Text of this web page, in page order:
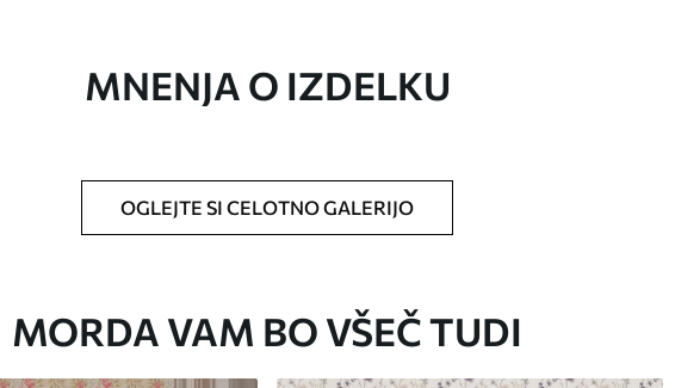
in razreže na enake trakove širine do 50
za tapete.
mehko gobo. Tapete z lakiranim
MNENJA O IZDELKU
OGLEJTE SI CELOTNO GALERIJO
MORDA VAM BO VŠEČ TUDI